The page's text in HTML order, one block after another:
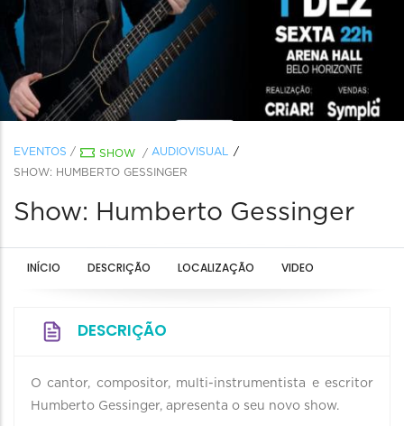
EVENTOS / SHOW / AUDIOVISUAL
SHOW: HUMBERTO GESSINGER
Show: Humberto Gessinger
INÍCIO DESCRIÇÃO LOCALIZAÇÃO VIDEO
DESCRIÇÃO
O cantor, compositor, multi-instrumentista e escritor
Humberto Gessinger, apresenta o seu novo show.